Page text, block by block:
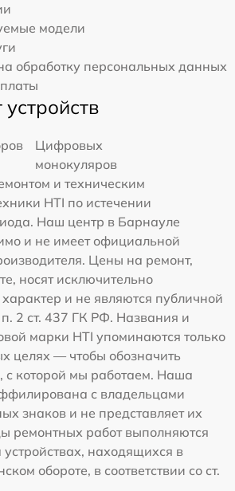
модели
обработку персональных данных
Цифровых
монокуляров
и техническим
HTI по истечении
Наш центр в Барнауле
и не имеет официальной
Цены на ремонт,
носят исключительно
и не являются публичной
2 ст. 437 ГК РФ. Названия и
марки HTI упоминаются только
целях — чтобы обозначить
с которой мы работаем. Наша
с владельцами
знаков и не представляет их
ремонтных работ выполняются
находящихся в
обороте, в соответствии со ст.